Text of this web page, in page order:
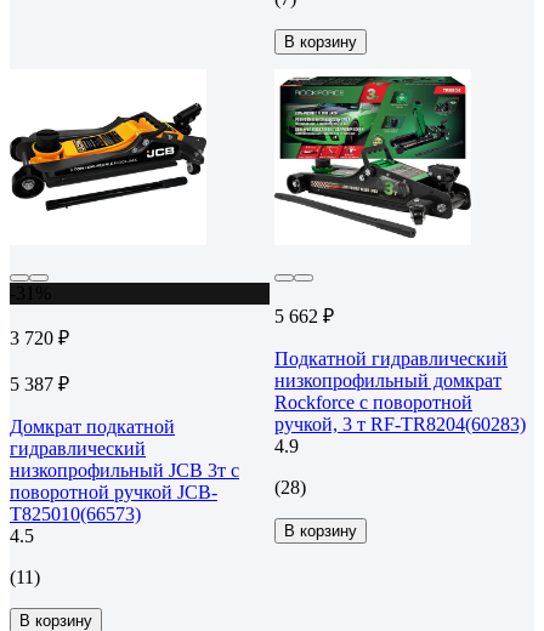
В корзину
3 720 ₽
5 387 ₽
Домкрат подкатной
гидравлический
низкопрофильный JCB 3т с
поворотной ручкой JCB-
T825010(66573)
4.5
(11)
В корзину
5 662 ₽
Подкатной гидравлический
низкопрофильный домкрат
Rockforce с поворотной
ручкой, 3 т RF-TR8204(60283)
4.9
(28)
В корзину